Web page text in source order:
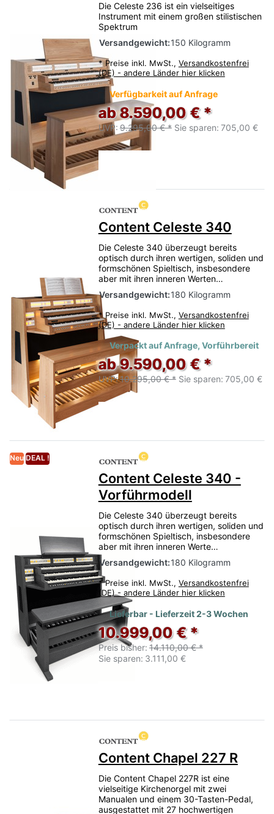
Die Celeste 236 ist ein vielseitiges
Instrument mit einem großen stilistischen
Spektrum
Versandgewicht:150 Kilogramm
* Preise inkl. MwSt., Versandkostenfrei
(DE) - andere Länder hier klicken
Verfügbarkeit auf Anfrage
ab 8.590,00 € *
UVP: 9.295,00 € * Sie sparen: 705,00 €
Content Celeste 340
Die Celeste 340 überzeugt bereits
optisch durch ihren wertigen, soliden und
formschönen Spieltisch, insbesondere
aber mit ihren inneren Werten…
Versandgewicht:180 Kilogramm
* Preise inkl. MwSt., Versandkostenfrei
(DE) - andere Länder hier klicken
Verpackt auf Anfrage, Vorführbereit
ab 9.590,00 € *
UVP:10.295,00 € * Sie sparen: 705,00 €
Neu DEAL !
Content Celeste 340 -
Vorführmodell
Die Celeste 340 überzeugt bereits
optisch durch ihren wertigen, soliden und
formschönen Spieltisch, insbesondere
aber mit ihren inneren Werte…
Versandgewicht:180 Kilogramm
* Preise inkl. MwSt., Versandkostenfrei
(DE) - andere Länder hier klicken
Lieferbar - Lieferzeit 2-3 Wochen
10.999,00 € *
Preis bisher: 14.110,00 € *
Sie sparen: 3.111,00 €
Content Chapel 227 R
Die Content Chapel 227R ist eine
vielseitige Kirchenorgel mit zwei
Manualen und einem 30-Tasten-Pedal,
ausgestattet mit 27 hochwertigen